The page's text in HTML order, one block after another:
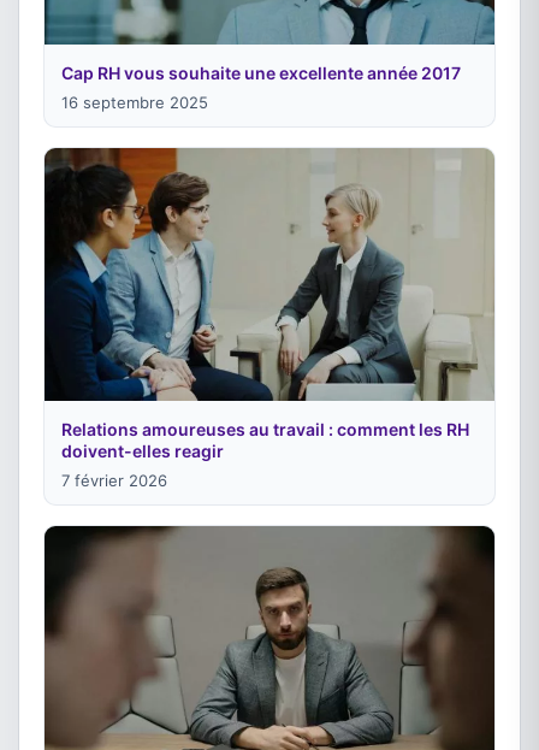
Cap RH vous souhaite une excellente année 2017
16 septembre 2025
Relations amoureuses au travail : comment les RH
doivent-elles reagir
7 février 2026